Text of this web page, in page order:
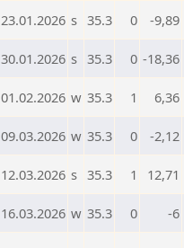
23.01.2026 s 35.3 0 -9,89
30.01.2026 s 35.3 0 -18,36
01.02.2026 w 35.3 1 6,36
09.03.2026 w 35.3 0 -2,12
12.03.2026 s 35.3 1 12,71
16.03.2026 w 35.3 0 -6